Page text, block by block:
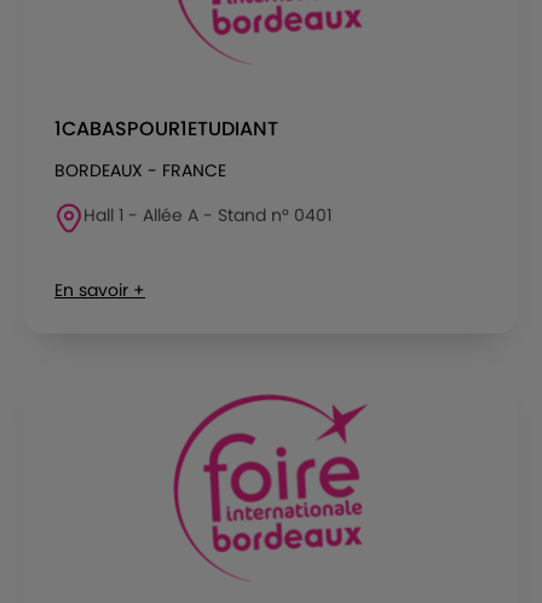
1CABASPOUR1ETUDIANT
BORDEAUX - FRANCE
Hall 1 - Allée A - Stand n° 0401
En savoir +